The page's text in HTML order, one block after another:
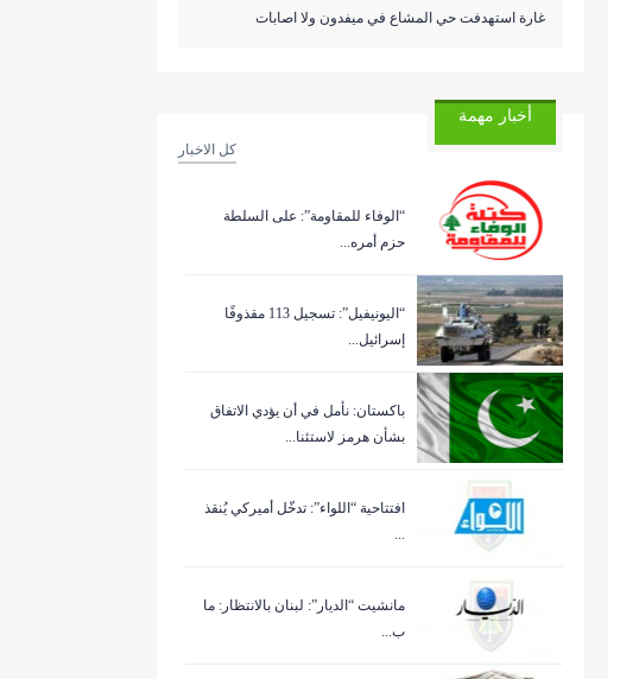
غارة استهدفت حي المشاع في ميفدون ولا اصابات
أخبار مهمة
كل الاخبار
“الوفاء للمقاومة”: على السلطة
حزم أمره...
“اليونيفيل”: تسجيل 113 مقذوفًا
إسرائيل...
باكستان: نأمل في أن يؤدي الاتفاق
بشأن هرمز لاستئنا...
افتتاحية “اللواء”: تدخّل أميركي يُنقذ
...
مانشيت “الديار”: لبنان بالانتظار: ما
ب...